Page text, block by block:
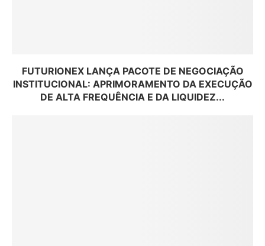
FUTURIONEX LANÇA PACOTE DE NEGOCIAÇÃO
INSTITUCIONAL: APRIMORAMENTO DA EXECUÇÃO
DE ALTA FREQUÊNCIA E DA LIQUIDEZ...